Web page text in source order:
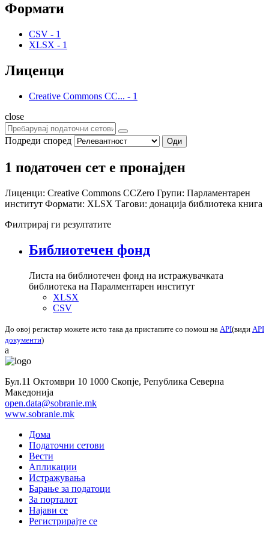
Формати
CSV - 1
XLSX - 1
Лиценци
Creative Commons CC... - 1
close
Подреди според Оди
1 податочен сет е пронајден
Лиценци: Creative Commons CCZero Групи: Парламентарен
институт Формати: XLSX Тагови: донација библиотека книга
Филтрирај ги резултатите
Библиотечен фонд
Листа на библиотечен фонд на истражувачката
библиотека на Паралментарен институт
XLSX
CSV
До овој регистар можете исто така да пристапите со помош на API(види API
документи)
a
Бул.11 Октомври 10 1000 Скопје, Република Северна
Македонија
open.data@sobranie.mk
www.sobranie.mk
Дома
Податочни сетови
Вести
Апликации
Истражувања
Барање за податоци
За порталот
Најави се
Регистрирајте се